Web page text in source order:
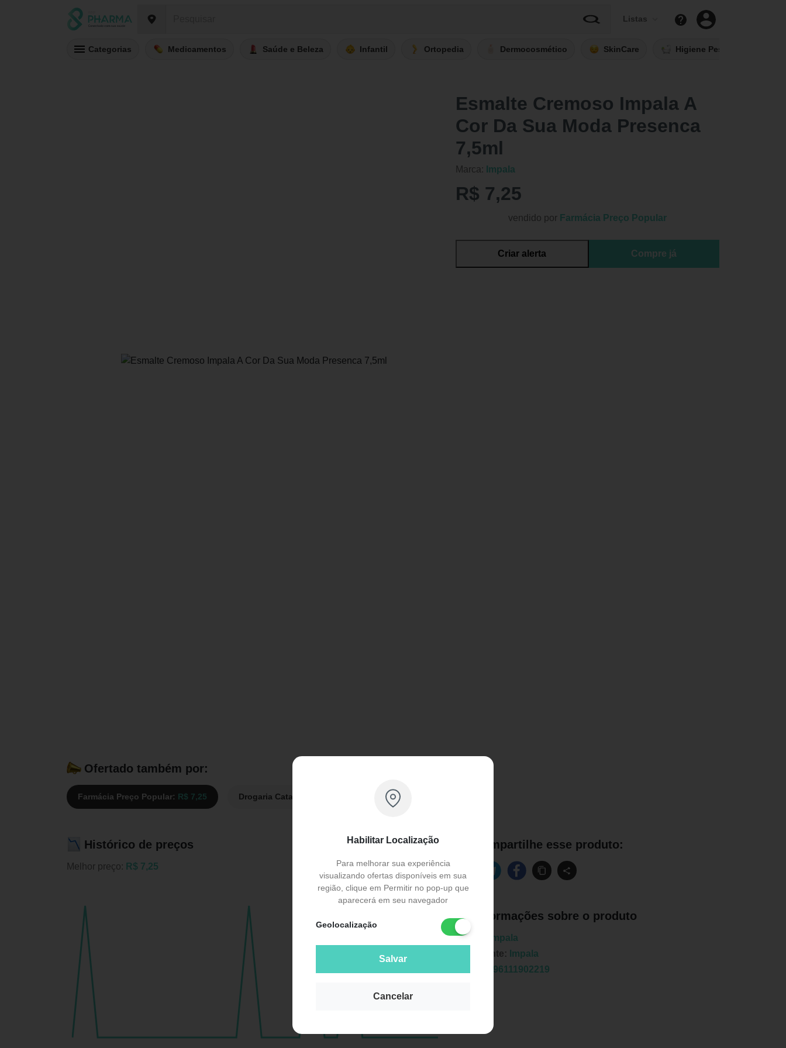
Listas
Categorias Medicamentos Saúde e Beleza Infantil Ortopedia Dermocosmético SkinCare Higiene Pessoal
Habilitar Localização
Para melhorar sua experiência
visualizando ofertas disponíveis em sua
região, clique em Permitir no pop-up que
aparecerá em seu navegador
Geolocalização
Salvar
Cancelar
Esmalte Cremoso Impala A
Cor Da Sua Moda Presenca
7,5ml
Marca: Impala
R$ 7,25
vendido por Farmácia Preço Popular
Criar alerta Compre já
Ofertado também por:
Farmácia Preço Popular: R$ 7,25 Drogaria Catarinense:
Histórico de preços
Melhor preço: R$ 7,25
Compartilhe esse produto:
Informações sobre o produto
Marca:
Impala
Fabricante:
Impala
7896111902219